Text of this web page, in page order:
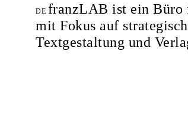
DE franzLAB ist ein Büro
mit Fokus auf
Textgestaltung und